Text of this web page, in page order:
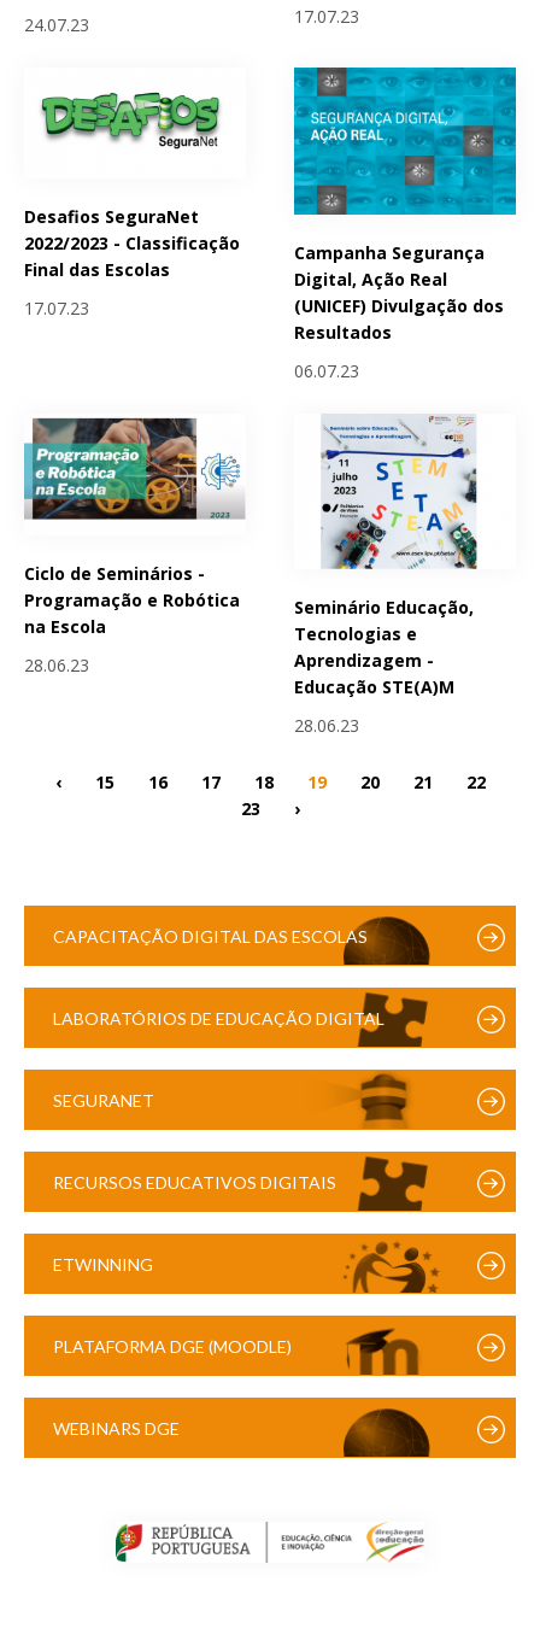
24.07.23
17.07.23
Desafios SeguraNet
2022/2023 - Classificação
Final das Escolas
17.07.23
Campanha Segurança
Digital, Ação Real
(UNICEF) Divulgação dos
Resultados
06.07.23
Ciclo de Seminários -
Programação e Robótica
na Escola
28.06.23
Seminário Educação,
Tecnologias e
Aprendizagem -
Educação STE(A)M
28.06.23
‹ 15 16 17 18 19 20 21
22
23
›
CAPACITAÇÃO DIGITAL DAS ESCOLAS
LABORATÓRIOS DE EDUCAÇÃO DIGITAL
SEGURANET
RECURSOS EDUCATIVOS DIGITAIS
ETWINNING
PLATAFORMA DGE (MOODLE)
WEBINARS DGE